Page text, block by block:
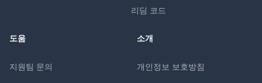
리딤 코드
도움
지원팀 문의
소개
개인정보 보호방침